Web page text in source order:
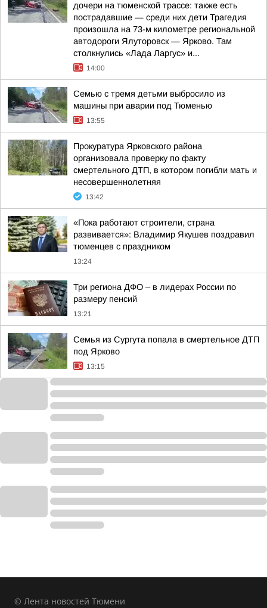
дочери на тюменской трассе: также есть
пострадавшие — среди них дети Трагедия
произошла на 73-м километре региональной
автодороги Ялуторовск — Ярково. Там
столкнулись «Лада Ларгус» и...
14:00
Семью с тремя детьми выбросило из
машины при аварии под Тюменью
13:55
Прокуратура Ярковского района
организовала проверку по факту
смертельного ДТП, в котором погибли мать и
несовершеннолетняя
13:42
«Пока работают строители, страна
развивается»: Владимир Якушев поздравил
тюменцев с праздником
13:24
Три региона ДФО – в лидерах России по
размеру пенсий
13:21
Семья из Сургута попала в смертельное ДТП
под Ярково
13:15
© Лента новостей Тюмени